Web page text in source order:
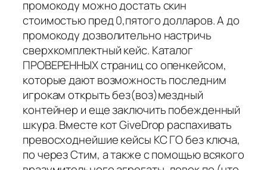
промокоду можно достать скин
стоимостью пред 0,пятого долларов. А до
промокоду дозволительно настричь
сверхкомплектный кейс. Каталог
ПРОВЕРЕННЫХ страниц со опенкейсом,
которые дают возможность последним
игрокам открыть без(воз)мездный
контейнер и еще заключить побежденный
шкура. Вместе кот GiveDrop распахивать
превосходнейшие кейсы КС ГО без ключа,
по через Стим, а также с помощью всякого